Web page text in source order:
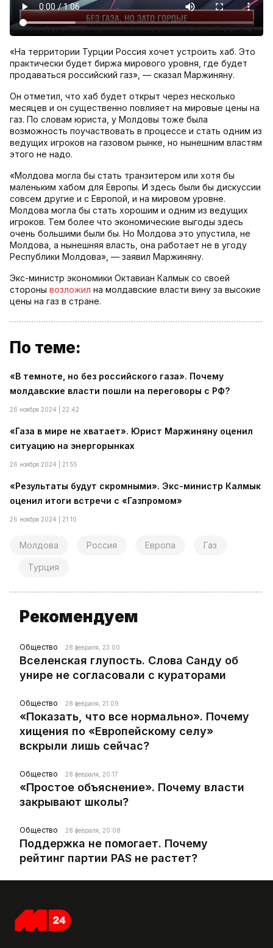
«На территории Турции Россия хочет устроить хаб. Это
практически будет биржа мирового уровня, где будет
продаваться российский газ», — сказал Маржиняну.
Он отметил, что хаб будет открыт через несколько
месяцев и он существенно повлияет на мировые цены на
газ. По словам юриста, у Молдовы тоже была
возможность поучаствовать в процессе и стать одним из
ведущих игроков на газовом рынке, но нынешним властям
этого не надо.
«Молдова могла бы стать транзитером или хотя бы
маленьким хабом для Европы. И здесь были бы дискуссии
совсем другие и с Европой, и на мировом уровне.
Молдова могла бы стать хорошим и одним из ведущих
игроков. Тем более что экономические выгоды здесь
очень большими были бы. Но Молдова это упустила, не
Молдова, а нынешняя власть, она работает не в угоду
Республики Молдова», — заявил Маржиняну.
Экс-министр экономики Октавиан Калмык со своей
стороны возложил на молдавские власти вину за высокие
цены на газ в стране.
По теме:
«В темноте, но без российского газа». Почему
молдавские власти пошли на переговоры с РФ?
26 ноября 2024 | 22:42
«Газа в мире не хватает». Юрист Маржиняну оценил
ситуацию на энергорынках
26 ноября 2024 | 21:55
«Результаты будут скромными». Экс-министр Калмык
оценил итоги встречи с «Газпромом»
26 ноября 2024 | 21:10
Молдова Россия Европа Газ
Турция
Рекомендуем
Общество 28 февраля, 23:00
Вселенская глупость. Слова Санду об
унире не согласовали с кураторами
Общество 28 февраля, 21:09
«Показать, что все нормально». Почему
хищения по «Европейскому селу»
вскрыли лишь сейчас?
Общество 28 февраля, 20:17
«Простое объяснение». Почему власти
закрывают школы?
Общество 28 февраля, 20:08
Поддержка не помогает. Почему
рейтинг партии PAS не растет?